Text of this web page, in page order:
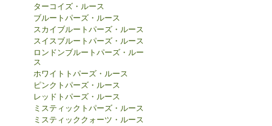
ターコイズ・ルース
ブルートパーズ・ルース
スカイブルートパーズ・ルース
スイスブルートパーズ・ルース
ロンドンブルートパーズ・ルー
ス
ホワイトトパーズ・ルース
ピンクトパーズ・ルース
レッドトパーズ・ルース
ミスティックトパーズ・ルース
ミスティッククォーツ・ルース